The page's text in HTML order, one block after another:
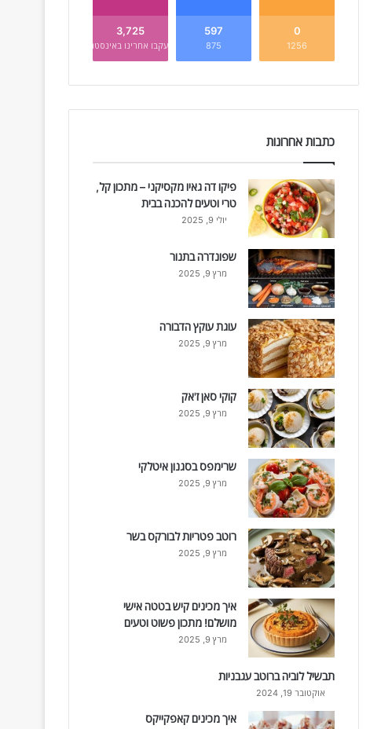
0
1256
597
875
3,725
עקבו אחרינו באינסטגרם
כתבות אחרונות
פיקו דה גאיו מקסיקני – מתכון קל,
טרי וטעים להכנה בבית
יולי 9, 2025
שפונדרה בתנור
מרץ 9, 2025
עוגת עוקץ הדבורה
מרץ 9, 2025
קוקי סאן ז'אק
מרץ 9, 2025
שרימפס בסגנון איטלקי
מרץ 9, 2025
רוטב פטריות לבורקס בשר
מרץ 9, 2025
איך מכינים קיש בטטה אישי
מושלם! מתכון פשוט וטעים
מרץ 9, 2025
תבשיל לוביה ברוטב עגבניות
אוקטובר 19, 2024
איך מכינים קאפקייקס